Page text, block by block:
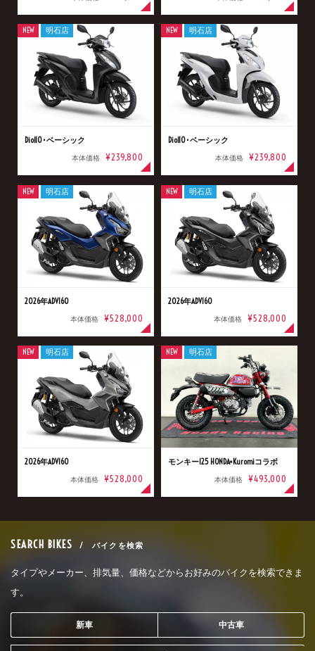
Dio110･ベーシック
本体価格 ¥239,800
NEW 明石店
Dio110･ベーシック
本体価格 ¥239,800
NEW 明石店
2026年ADV160
本体価格 ¥528,000
NEW 明石店
2026年ADV160
本体価格 ¥528,000
NEW 明石店
2026年ADV160
本体価格 ¥528,000
NEW 明石店
モンキー125 HONDA×Kuromiコラボ
本体価格 ¥493,000
NEW 明石店
SEARCH BIKES / バイクを検索
タイプやメーカー、排気量、価格などからお好みのバイクを検索できま
す。
新車 中古車